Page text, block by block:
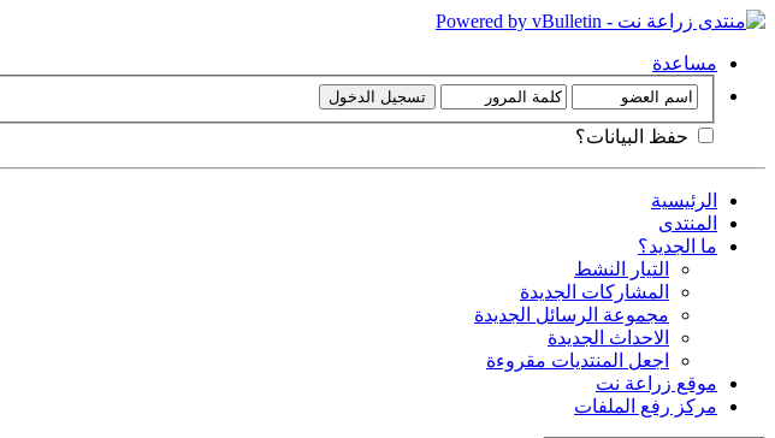
مساعدة
حفظ البيانات؟
الرئيسية
المنتدى
ما الجديد؟
التيار النشط
المشاركات الجديدة
مجموعة الرسائل الجديدة
الاحداث الجديدة
اجعل المنتديات مقروءة
موقع زراعة نت
مركز رفع الملفات